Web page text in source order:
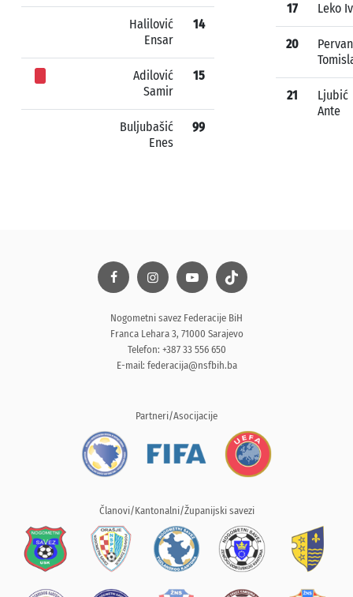
Halilović
Ensar
14
Adilović
Samir
15
Buljubašić
Enes
99
17 Leko
20
Pervan
21
Ljubić
Ante
Nogometni savez Federacije BiH
Franca Lehara 3, 71000 Sarajevo
Telefon: +387 33 556 650
E-mail: federacija@nsfbih.ba
Partneri/Asocijacije
Članovi/Kantonalni/Županijski savezi